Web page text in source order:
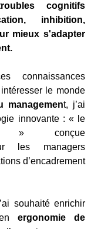
cognitifs
inhibition,
mieux s'adapter
connaissances
le monde
management, j’ai
innovante : « le
» conçue
les managers
d’encadrement
souhaité enrichir
ergonomie de